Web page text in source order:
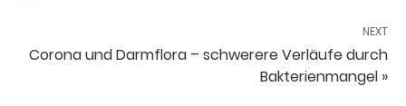
NEXT
Corona und Darmflora – schwerere Verläufe durch
Bakterienmangel »